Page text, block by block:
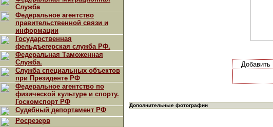
Служба
Федеральное агентство
правительственной связи и
информации
Государственная
фельдъегерская служба РФ.
Федеральная Таможенная
Служба.
Служба специальных объектов
при Президенте РФ
Федеральное агентство по
физической культуре и спорту.
Госкомспорт РФ
Судебный депортамент РФ
Росрезерв
Добавить
Дополнительные фотографии